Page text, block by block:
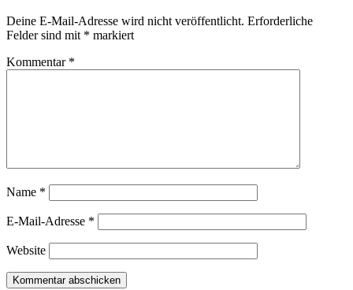
Deine E-Mail-Adresse wird nicht veröffentlicht. Erforderliche
Felder sind mit * markiert
Kommentar *
Name *
E-Mail-Adresse *
Website